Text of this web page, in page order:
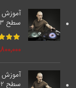
آموزش
سطح 3- پیشرفته
آموزش
سطح 2- متوسط